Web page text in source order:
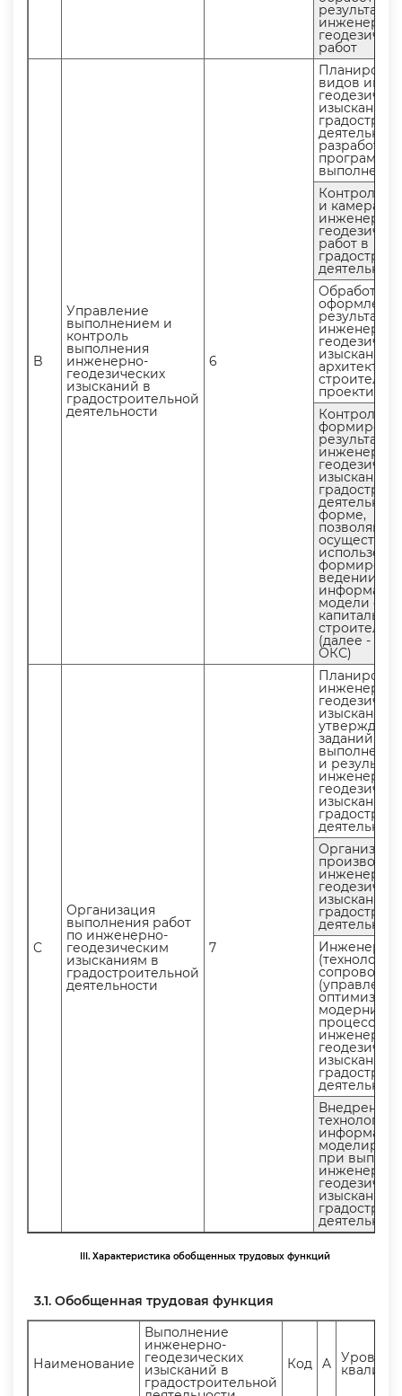
результато
инженерно-
работ
B
Управление
ыполнением и
контроль
ыполнения
инженерно-
еодезических
изысканий
радостроительной
деятельности
6
идов
изысканий
разработка
программы
ыполнения
Контроль
и
инженерно-
работ
Обработка и
результато
инженерно-
изысканий
Контроль
результато
инженерно-
изысканий
форме,
едении
модели
(далее - ИМ
ОКС)
C
Организация
ыполнения работ
по инженерно-
еодезическим
изысканиям
радостроительной
деятельности
7
инженерно-
изысканий,
заданий на
ыполнение
и
инженерно-
изысканий
инженерно-
изысканий
процессо
инженерно-
изысканий
недрение
технологий
при
инженерно-
изысканий
III. Характеристика обобщенных трудовых функций
3.1. Обобщенная трудовая функция
Наименование
ыполнение
инженерно-
еодезических
изысканий
радостроительной
Код A Уровень